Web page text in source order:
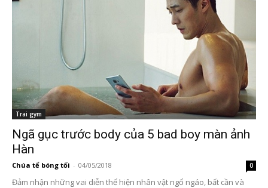
Trai gym
Ngã gục trước body của 5 bad boy màn ảnh
Hàn
Chúa tể bóng tối - 04/05/2018 0
Đảm nhận những vai diễn thể hiện nhân vật ngổ ngáo, bất cần và